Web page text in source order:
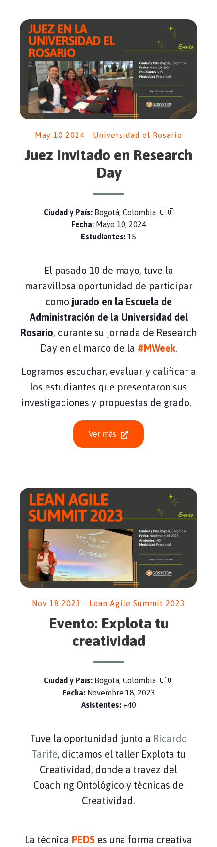
May 10 2024 - Universidad el Rosario
Juez Invitado en Research
Day
Ciudad y País: Bogotá, Colombia 🇨🇴
Fecha:Mayo 10, 2024
Estudiantes: 15
El pasado 10 de mayo, tuve la
maravillosa oportunidad de participar
como jurado en la Escuela de
Administración de la Universidad del
Rosario, durante su jornada de Research
Day en el marco de la #MWeek.
Logramos escuchar, evaluar y calificar a
los estudiantes que presentaron sus
investigaciones y propuestas de grado.
Ver más
Nov 18 2023 - Lean Agile Summit 2023
Evento: Explota tu
creatividad
Ciudad y País: Bogotá, Colombia 🇨🇴
Fecha:Novembre 18, 2023
Asistentes: +40
Tuve la oportunidad junto a Ricardo
Tarife, dictamos el taller Explota tu
Creatividad, donde a travez del
Coaching Ontológico y técnicas de
Creatividad.
La técnica PEDS es una forma creativa